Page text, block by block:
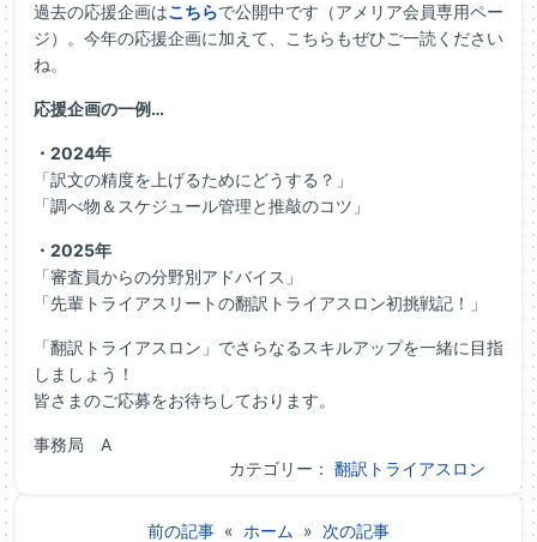
過去の応援企画はこちらで公開中です（アメリア会員専用ペー
ジ）。今年の応援企画に加えて、こちらもぜひご一読ください
ね。
応援企画の一例…
・2024年
「訳文の精度を上げるためにどうする？」
「調べ物＆スケジュール管理と推敲のコツ」
・2025年
「審査員からの分野別アドバイス」
「先輩トライアスリートの翻訳トライアスロン初挑戦記！」
「翻訳トライアスロン」でさらなるスキルアップを一緒に目指
しましょう！
皆さまのご応募をお待ちしております。
事務局 A
カテゴリー： 翻訳トライアスロン
前の記事 « ホーム » 次の記事